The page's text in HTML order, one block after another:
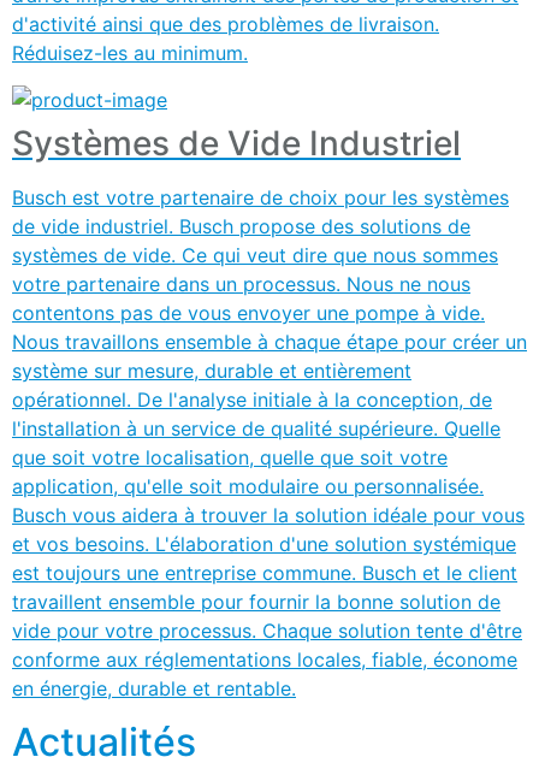
d'activité ainsi que des problèmes de livraison.
Réduisez-les au minimum.
Systèmes de Vide Industriel
Busch est votre partenaire de choix pour les systèmes
de vide industriel. Busch propose des solutions de
systèmes de vide. Ce qui veut dire que nous sommes
votre partenaire dans un processus. Nous ne nous
contentons pas de vous envoyer une pompe à vide.
Nous travaillons ensemble à chaque étape pour créer un
système sur mesure, durable et entièrement
opérationnel. De l'analyse initiale à la conception, de
l'installation à un service de qualité supérieure. Quelle
que soit votre localisation, quelle que soit votre
application, qu'elle soit modulaire ou personnalisée.
Busch vous aidera à trouver la solution idéale pour vous
et vos besoins. L'élaboration d'une solution systémique
est toujours une entreprise commune. Busch et le client
travaillent ensemble pour fournir la bonne solution de
vide pour votre processus. Chaque solution tente d'être
conforme aux réglementations locales, fiable, économe
en énergie, durable et rentable.
Actualités